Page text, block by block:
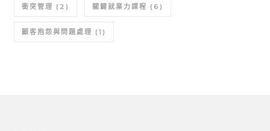
衝突管理 (2) 關鍵就業力課程 (6)
顧客抱怨與問題處理 (1)